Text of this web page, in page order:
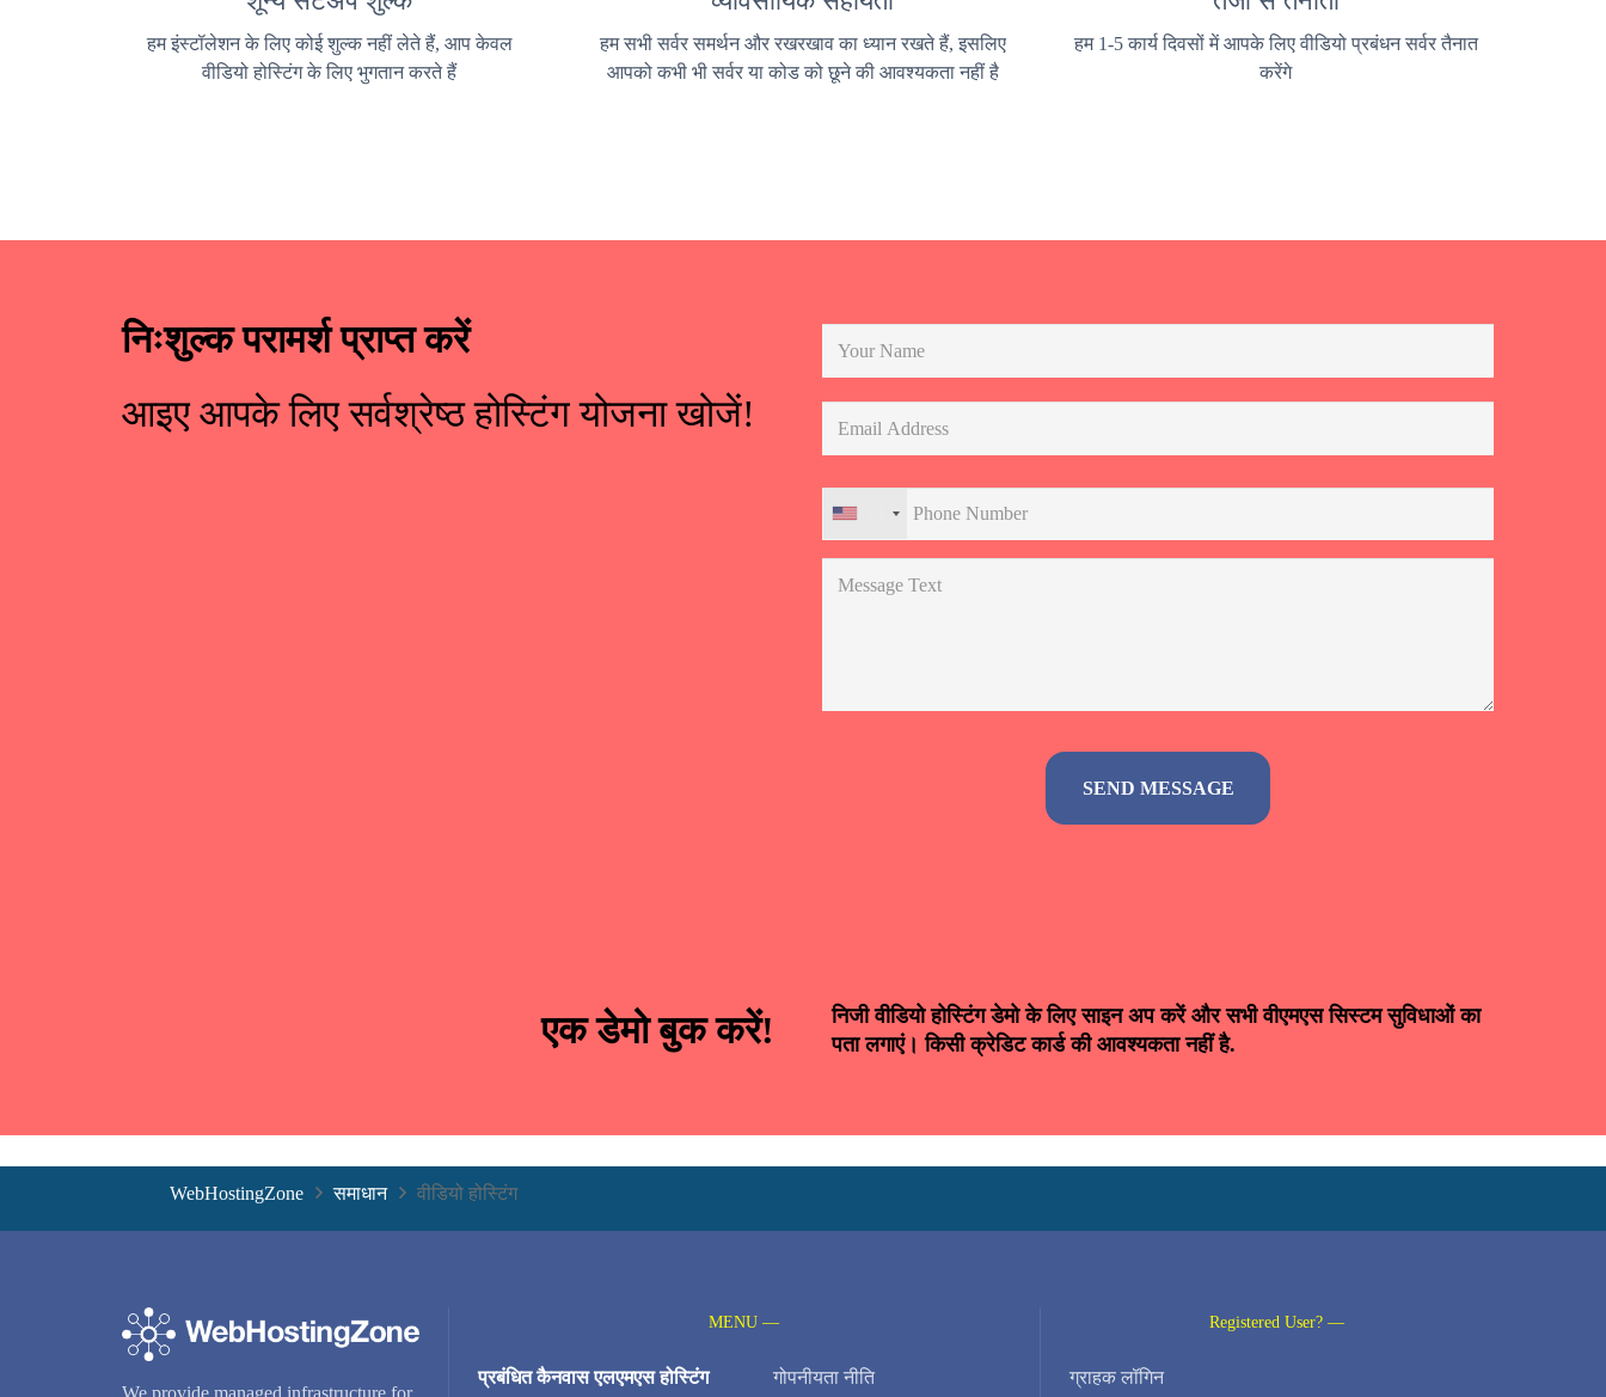
हम इंस्टॉलेशन के लिए कोई शुल्क नहीं लेते हैं, आप केवल
वीडियो होस्टिंग के लिए भुगतान करते हैं
हम सभी सर्वर समर्थन और रखरखाव का ध्यान रखते हैं, इसलिए
आपको कभी भी सर्वर या कोड को छूने की आवश्यकता नहीं है
हम 1-5 कार्य दिवसों में आपके लिए वीडियो प्रबंधन सर्वर तैनात
करेंगे
निःशुल्क परामर्श प्राप्त करें
आइए आपके लिए सर्वश्रेष्ठ होस्टिंग योजना खोजें!
एक डेमो बुक करें!
निजी वीडियो होस्टिंग डेमो के लिए साइन अप करें और सभी वीएमएस सिस्टम सुविधाओं का
पता लगाएं। किसी क्रेडिट कार्ड की आवश्यकता नहीं है.
WebHostingZone समाधान वीडियो होस्टिंग
We provide managed infrastructure for
MENU —
प्रबंधित कैनवास एलएमएस होस्टिंग गोपनीयता नीति
Registered User? —
ग्राहक लॉगिन